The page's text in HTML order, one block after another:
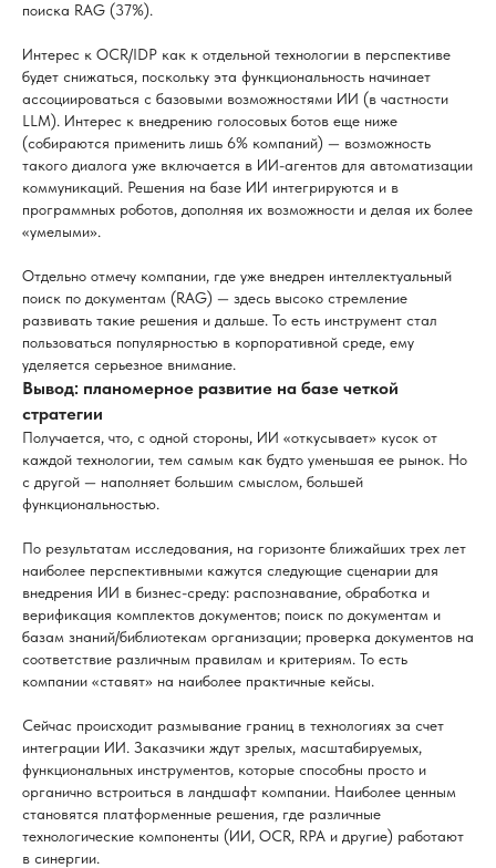
поиска RAG (37%).
Интерес к OCR/IDP как к отдельной технологии в перспективе
будет снижаться, поскольку эта функциональность начинает
ассоциироваться с базовыми возможностями ИИ (в частности
LLM). Интерес к внедрению голосовых ботов еще ниже
(собираются применить лишь 6% компаний) — возможность
такого диалога уже включается в ИИ-агентов для автоматизации
коммуникаций. Решения на базе ИИ интегрируются и в
программных роботов, дополняя их возможности и делая их более
«умелыми».
Отдельно отмечу компании, где уже внедрен интеллектуальный
поиск по документам (RAG) — здесь высоко стремление
развивать такие решения и дальше. То есть инструмент стал
пользоваться популярностью в корпоративной среде, ему
уделяется серьезное внимание.
Вывод: планомерное развитие на базе четкой
стратегии
Получается, что, с одной стороны, ИИ «откусывает» кусок от
каждой технологии, тем самым как будто уменьшая ее рынок. Но
с другой — наполняет большим смыслом, большей
функциональностью.
По результатам исследования, на горизонте ближайших трех лет
наиболее перспективными кажутся следующие сценарии для
внедрения ИИ в бизнес-среду: распознавание, обработка и
верификация комплектов документов; поиск по документам и
базам знаний/библиотекам организации; проверка документов на
соответствие различным правилам и критериям. То есть
компании «ставят» на наиболее практичные кейсы.
Сейчас происходит размывание границ в технологиях за счет
интеграции ИИ. Заказчики ждут зрелых, масштабируемых,
функциональных инструментов, которые способны просто и
органично встроиться в ландшафт компании. Наиболее ценным
становятся платформенные решения, где различные
технологические компоненты (ИИ, OCR, RPA и другие) работают
в синергии.